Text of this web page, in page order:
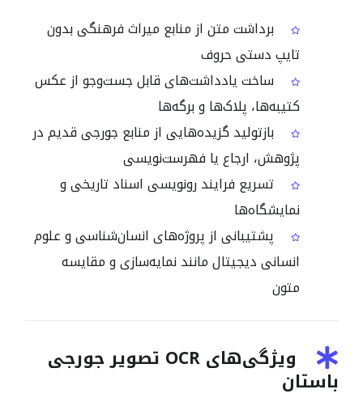
برداشت متن از منابع میراث فرهنگی بدون
تایپ دستی حروف
ساخت یادداشت‌های قابل جست‌وجو از عکس
کتیبه‌ها، پلاک‌ها و برگه‌ها
بازتولید گزیده‌هایی از منابع جورجی قدیم در
پژوهش، ارجاع یا فهرست‌نویسی
تسریع فرایند رونویسی اسناد تاریخی و
نمایشگاه‌ها
پشتیبانی از پروژه‌های انسان‌شناسی و علوم
انسانی دیجیتال مانند نمایه‌سازی و مقایسه
متون
ویژگی‌های OCR تصویر جورجی
باستان